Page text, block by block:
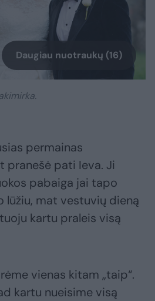
Daugiau nuotraukų (16)
permainas
pranešė pati Ieva. Ji
pabaiga jai tapo
lūžiu, mat vestuvių dieną
kartu praleis visą
vienas kitam „taip“.
kartu nueisime visą